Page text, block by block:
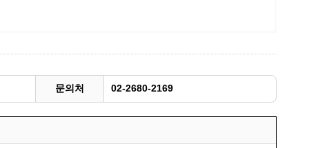
공유농업
정장대여신청
문의처 02-2680-2169